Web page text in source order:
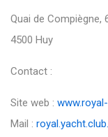
Quai de Compiègne,
4500 Huy
Contact :
Site web :
Mail :